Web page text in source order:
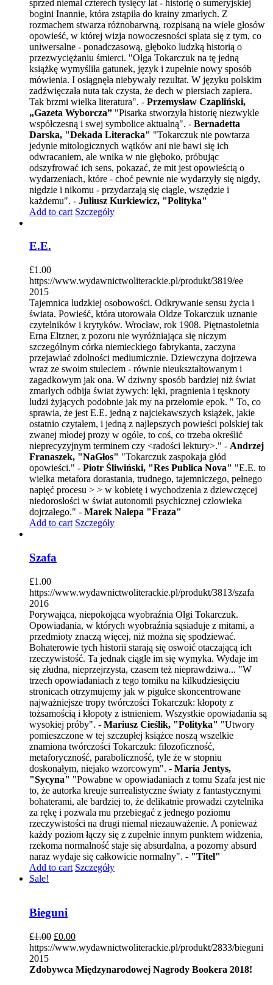
sprzed niemal czterech tysięcy lat - historię o sumeryjskiej
bogini Inannie, która zstąpiła do krainy zmarłych. Z
rozmachem stwarza różnobarwną, rozpisaną na wiele głosów
opowieść, w której wizja nowoczesności splata się z tym, co
uniwersalne - ponadczasową, głęboko ludzką historią o
przezwyciężaniu śmierci. "Olga Tokarczuk na tę jedną
książkę wymyśliła gatunek, język i zupełnie nowy sposób
mówienia. I osiągnęła niebywały rezultat. W języku polskim
zadźwięczała nuta tak czysta, że dech w piersiach zapiera.
Tak brzmi wielka literatura". - Przemysław Czapliński,
„Gazeta Wyborcza” "Pisarka stworzyła historię niezwykle
współczesną i swej symbolice aktualną". - Bernadetta
Darska, "Dekada Literacka" "Tokarczuk nie powtarza
jedynie mitologicznych wątków ani nie bawi się ich
odwracaniem, ale wnika w nie głęboko, próbując
odszyfrować ich sens, pokazać, że mit jest opowieścią o
wydarzeniach, które - choć pewnie nie wydarzyły się nigdy,
nigdzie i nikomu - przydarzają się ciągle, wszędzie i
każdemu". - Juliusz Kurkiewicz, "Polityka"
Add to cart Szczegóły
E.E.
£1.00
https://www.wydawnictwoliterackie.pl/produkt/3819/ee
2015
Tajemnica ludzkiej osobowości. Odkrywanie sensu życia i
świata. Powieść, która utorowała Oldze Tokarczuk uznanie
czytelników i krytyków. Wrocław, rok 1908. Piętnastoletnia
Erna Eltzner, z pozoru nie wyróżniająca się niczym
szczególnym córka niemieckiego fabrykanta, zaczyna
przejawiać zdolności mediumicznie. Dziewczyna dojrzewa
wraz ze swoim stuleciem - równie nieukształtowanym i
zagadkowym jak ona. W dziwny sposób bardziej niż świat
zmarłych odbija świat żywych: lęki, pragnienia i tęsknoty
ludzi żyjących podobnie jak my na przełomie epok. " To, co
sprawia, że jest E.E. jedną z najciekawszych książek, jakie
ostatnio czytałem, i jedną z najlepszych powieści polskiej tak
zwanej młodej prozy w ogóle, to coś, co trzeba określić
nieprecyzyjnym terminem czy <radości lektury>." - Andrzej
Franaszek, "NaGłos" "Tokarczuk zaspokaja głód
opowieści." - Piotr Śliwiński, "Res Publica Nova" "E.E. to
wielka metafora dorastania, trudnego, tajemniczego, pełnego
napięć procesu > > w kobietę i wychodzenia z dziewczęcej
niedorosłości w świat autonomii psychicznej człowieka
dojrzałego." - Marek Nalepa "Fraza"
Add to cart Szczegóły
Szafa
£1.00
https://www.wydawnictwoliterackie.pl/produkt/3813/szafa
2016
Porywająca, niepokojąca wyobraźnia Olgi Tokarczuk.
Opowiadania, w których wyobraźnia sąsiaduje z mitami, a
przedmioty znaczą więcej, niż można się spodziewać.
Bohaterowie tych historii starają się oswoić otaczającą ich
rzeczywistość. Ta jednak ciągle im się wymyka. Wydaje im
się złudna, nieprzejrzysta, czasem też nieprawdziwa... "W
trzech opowiadaniach z tego tomiku na kilkudziesięciu
stronicach otrzymujemy jak w pigułce skoncentrowane
najważniejsze tropy twórczości Tokarczuk: kłopoty z
tożsamością i kłopoty z istnieniem. Wszystkie opowiadania są
wysokiej próby". - Mariusz Cieślik, "Polityka" "Utwory
pomieszczone w tej szczupłej książce noszą wszelkie
znamiona twórczości Tokarczuk: filozoficzność,
metaforyczność, paraboliczność, tyle że w stopniu
doskonałym, niejako wzorcowym". - Maria Jentys,
"Sycyna" "Powabne w opowiadaniach z tomu Szafa jest nie
to, że autorka kreuje surrealistyczne światy z fantastycznymi
bohaterami, ale bardziej to, że delikatnie prowadzi czytelnika
za rękę i pozwala mu przebiegać z jednego poziomu
rzeczywistości na drugi niemal niezauważenie. A ponieważ
każdy poziom łączy się z zupełnie innym punktem widzenia,
rzekoma normalność staje się absurdalna, a pozorny absurd
naraz wydaje się całkowicie normalny". - "Titel"
Add to cart Szczegóły
Sale!
Bieguni
£1.00 £0.00
https://www.wydawnictwoliterackie.pl/produkt/2833/bieguni
2015
Zdobywca Międzynarodowej Nagrody Bookera 2018!